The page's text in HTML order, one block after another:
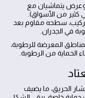
12.5 مم، طول وعرض يتماشيان مع
سطحه مقاوم بعد
في الجدران.
المعرضة للرطوبة،
الحماية من الرطوبة.
الحريق، ما يضيف